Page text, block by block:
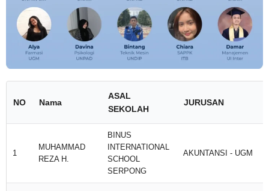
NO Nama
ASAL
SEKOLAH
JURUSAN
1
MUHAMMAD
REZA H.
BINUS
INTERNATIONAL
SCHOOL
SERPONG
AKUNTANSI - UGM